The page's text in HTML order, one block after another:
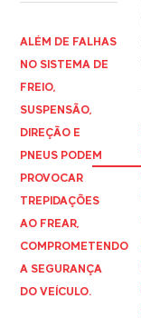
ALÉM DE FALHAS
NO SISTEMA DE
FREIO,
SUSPENSÃO,
DIREÇÃO E
PNEUS PODEM
PROVOCAR
TREPIDAÇÕES
AO FREAR,
COMPROMETENDO
A SEGURANÇA
DO VEÍCULO.